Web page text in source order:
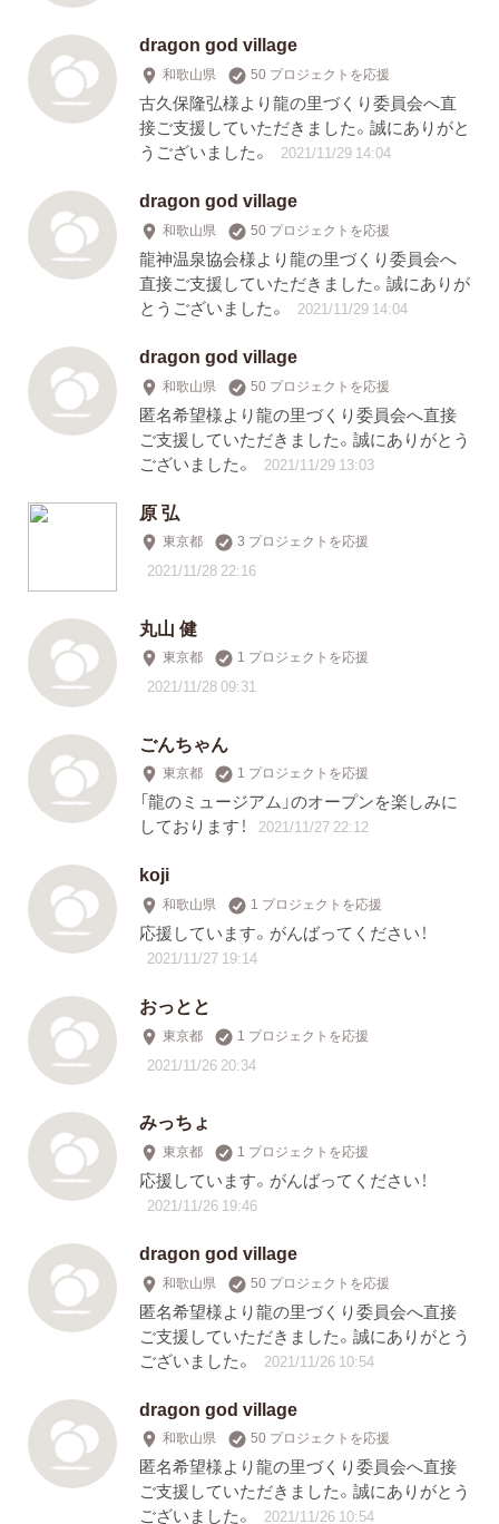
dragon god village
和歌山県 50 プロジェクトを応援
古久保隆弘様より龍の里づくり委員会へ直
接ご支援していただきました。誠にありがと
うございました。
2021/11/29 14:04
dragon god village
和歌山県 50 プロジェクトを応援
龍神温泉協会様より龍の里づくり委員会へ
直接ご支援していただきました。誠にありが
とうございました。
2021/11/29 14:04
dragon god village
和歌山県 50 プロジェクトを応援
匿名希望様より龍の里づくり委員会へ直接
ご支援していただきました。誠にありがとう
ございました。
2021/11/29 13:03
原 弘
東京都 3 プロジェクトを応援
2021/11/28 22:16
丸山 健
東京都 1 プロジェクトを応援
2021/11/28 09:31
ごんちゃん
東京都 1 プロジェクトを応援
「龍のミュージアム」のオープンを楽しみに
しております！
2021/11/27 22:12
koji
和歌山県 1 プロジェクトを応援
応援しています。がんばってください！
2021/11/27 19:14
おっとと
東京都 1 プロジェクトを応援
2021/11/26 20:34
みっちょ
東京都 1 プロジェクトを応援
応援しています。がんばってください！
2021/11/26 19:46
dragon god village
和歌山県 50 プロジェクトを応援
匿名希望様より龍の里づくり委員会へ直接
ご支援していただきました。誠にありがとう
ございました。
2021/11/26 10:54
dragon god village
和歌山県 50 プロジェクトを応援
匿名希望様より龍の里づくり委員会へ直接
ご支援していただきました。誠にありがとう
ございました。
2021/11/26 10:54